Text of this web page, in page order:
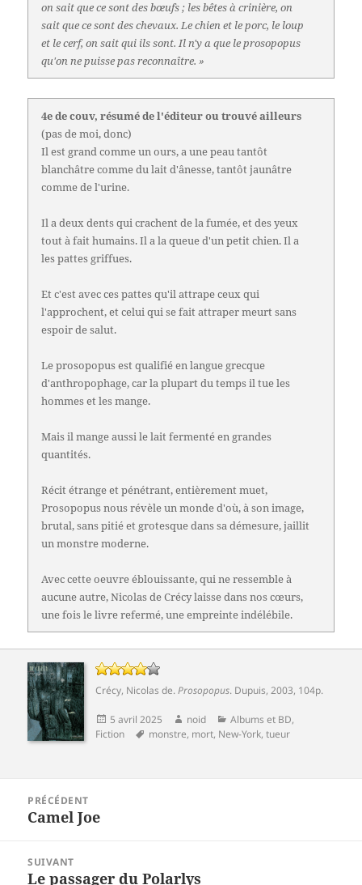
on sait que ce sont des bœufs ; les bêtes à crinière, on
sait que ce sont des chevaux. Le chien et le porc, le loup
et le cerf, on sait qui ils sont. Il n'y a que le prosopopus
qu'on ne puisse pas reconnaître. »
4e de couv, résumé de l'éditeur ou trouvé ailleurs
(pas de moi, donc)
Il est grand comme un ours, a une peau tantôt
blanchâtre comme du lait d'ânesse, tantôt jaunâtre
comme de l'urine.
Il a deux dents qui crachent de la fumée, et des yeux
tout à fait humains. Il a la queue d'un petit chien. Il a
les pattes griffues.
Et c'est avec ces pattes qu'il attrape ceux qui
l'approchent, et celui qui se fait attraper meurt sans
espoir de salut.
Le prosopopus est qualifié en langue grecque
d'anthropophage, car la plupart du temps il tue les
hommes et les mange.
Mais il mange aussi le lait fermenté en grandes
quantités.
Récit étrange et pénétrant, entièrement muet,
Prosopopus nous révèle un monde d'où, à son image,
brutal, sans pitié et grotesque dans sa démesure, jaillit
un monstre moderne.
Avec cette oeuvre éblouissante, qui ne ressemble à
aucune autre, Nicolas de Crécy laisse dans nos cœurs,
une fois le livre refermé, une empreinte indélébile.
Crécy, Nicolas de.Prosopopus. Dupuis, 2003, 104p.
Publié
le
5 avril 2025 Auteur
noid Catégories
Albums et BD,
Fiction
Mots-
monstre, mort, New-York,tueur
l’article
PRÉCÉDENT
Article
Camel Joe
SUIVANT
Article
Le passager du Polarlys